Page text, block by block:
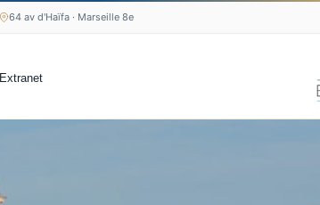
64 av d'Haïfa · Marseille 8e
Extranet